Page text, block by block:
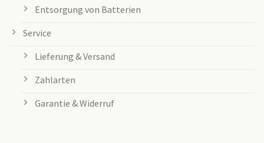
Entsorgung von Batterien
Service
Lieferung & Versand
Zahlarten
Garantie & Widerruf